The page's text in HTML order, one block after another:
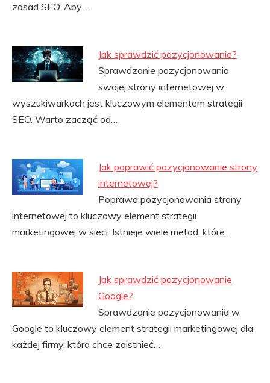
zasad SEO. Aby…
Jak sprawdzić pozycjonowanie?
Sprawdzanie pozycjonowania
swojej strony internetowej w
wyszukiwarkach jest kluczowym elementem strategii
SEO. Warto zacząć od…
Jak poprawić pozycjonowanie strony
internetowej?
Poprawa pozycjonowania strony
internetowej to kluczowy element strategii
marketingowej w sieci. Istnieje wiele metod, które…
Jak sprawdzić pozycjonowanie
Google?
Sprawdzanie pozycjonowania w
Google to kluczowy element strategii marketingowej dla
każdej firmy, która chce zaistnieć…